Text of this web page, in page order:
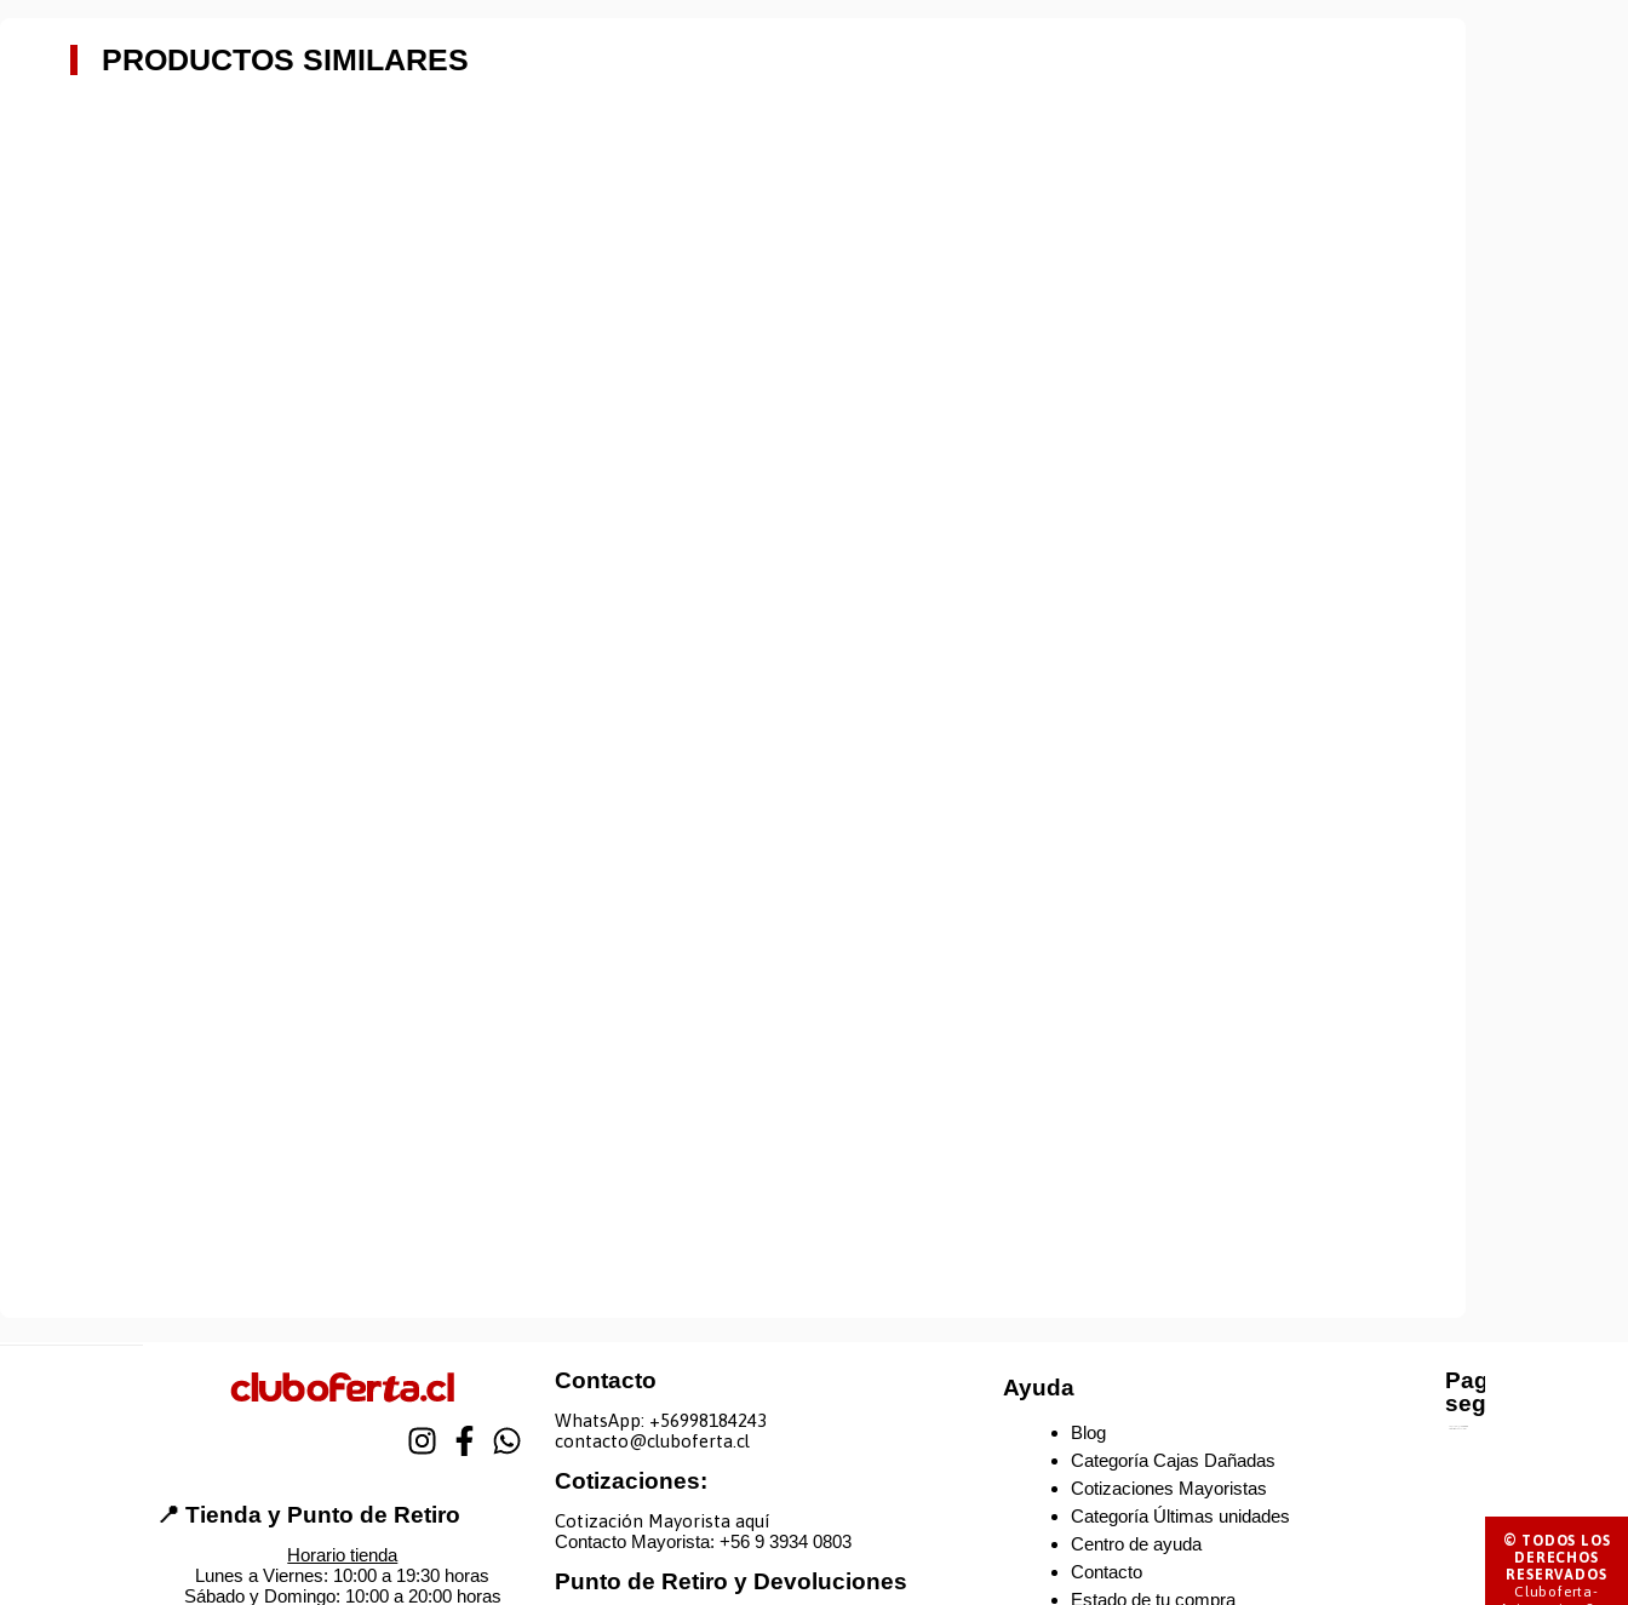
PRODUCTOS SIMILARES
📍 Tienda y Punto de Retiro
Horario tienda
Lunes a Viernes: 10:00 a 19:30 horas
Sábado y Domingo: 10:00 a 20:00 horas
Contacto
WhatsApp: +56998184243
contacto@cluboferta.cl
Cotizaciones:
Cotización Mayorista aquí
Contacto Mayorista: +56 9 3934 0803
Punto de Retiro y Devoluciones
Ayuda
Blog
Categoría Cajas Dañadas
Cotizaciones Mayoristas
Categoría Últimas unidades
Centro de ayuda
Contacto
Estado de tu compra
Pago
seguro
© TODOS LOS
DERECHOS
RESERVADOS
Cluboferta-